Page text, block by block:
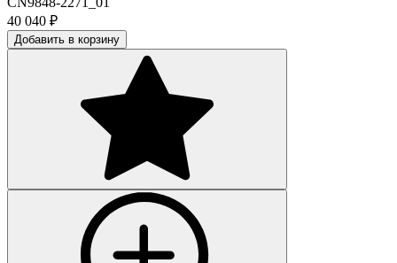
40 040 ₽
Добавить в корзину